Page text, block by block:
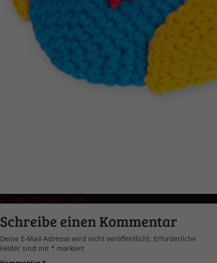
Veröffentlicht
27. März 2017 Volle
1000 × 1000
Schreibe einen Kommentar
Deine E-Mail-Adresse wird nicht veröffentlicht. Erforderliche
Felder sind mit * markiert